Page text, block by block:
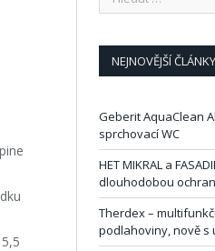
NEJNOVĚJŠÍ ČLÁNKY
Geberit AquaClean
sprchovací WC
HET MIKRAL a
dlouhodobou
Therdex –
podlahoviny, nově s